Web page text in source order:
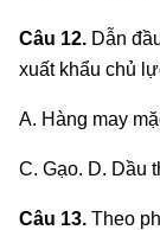
Câu 12. Dẫn
xuất khẩu chủ
A. Hàng may
C. Gạo. D. Dầu
Câu 13. Theo